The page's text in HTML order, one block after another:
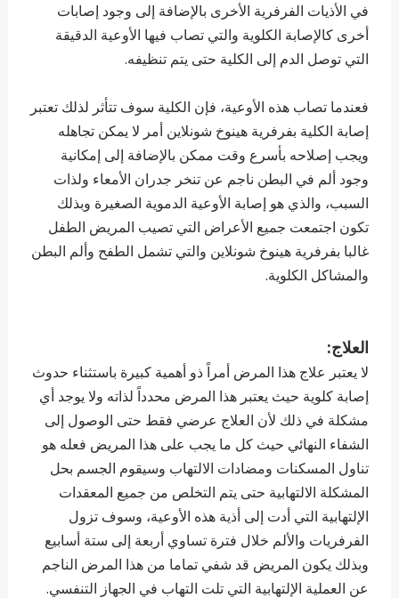
في الأذيات الفرفرية الأخرى بالإضافة إلى وجود إصابات
أخرى كالإصابة الكلوية والتي تصاب فيها الأوعية الدقيقة
التي توصل الدم إلى الكلية حتى يتم تنظيفه.
فعندما تصاب هذه الأوعية، فإن الكلية سوف تتأثر لذلك تعتبر
إصابة الكلية بفرفرية هينوخ شونلاين أمر لا يمكن تجاهله
ويجب إصلاحه بأسرع وقت ممكن بالإضافة إلى إمكانية
وجود ألم في البطن ناجم عن تنخر جدران الأمعاء ولذات
السبب، والذي هو إصابة الأوعية الدموية الصغيرة وبذلك
تكون اجتمعت جميع الأعراض التي تصيب المريض الطفل
غالبا بفرفرية هينوخ شونلاين والتي تشمل الطفح وألم البطن
والمشاكل الكلوية.
العلاج:
لا يعتبر علاج هذا المرض أمراً ذو أهمية كبيرة باستثناء حدوث
إصابة كلوية حيث يعتبر هذا المرض محدداً لذاته ولا يوجد أي
مشكلة في ذلك لأن العلاج عرضي فقط حتى الوصول إلى
الشفاء النهائي حيث كل ما يجب على هذا المريض فعله هو
تناول المسكنات ومضادات الالتهاب وسيقوم الجسم بحل
المشكلة الالتهابية حتى يتم التخلص من جميع المعقدات
الإلتهابية التي أدت إلى أذية هذه الأوعية، وسوف تزول
الفرفريات والألم خلال فترة تساوي أربعة إلى ستة أسابيع
وبذلك يكون المريض قد شفي تماما من هذا المرض الناجم
عن العملية الإلتهابية التي تلت التهاب في الجهاز التنفسي.